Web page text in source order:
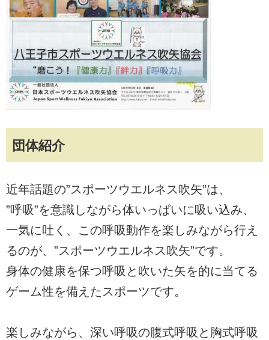
団体紹介
近年話題の”スポーツウエルネス吹矢”は、
”呼吸”を意識しながら体いっぱいに吸い込み、
一気に吐く、この呼吸動作を楽しみながら行え
るのが、”スポーツウエルネス吹矢”です。
身体の健康を保つ呼吸と吹いた矢を的に当てる
ゲーム性を備えたスポーツです。
楽しみながら、深い呼吸の腹式呼吸と胸式呼吸